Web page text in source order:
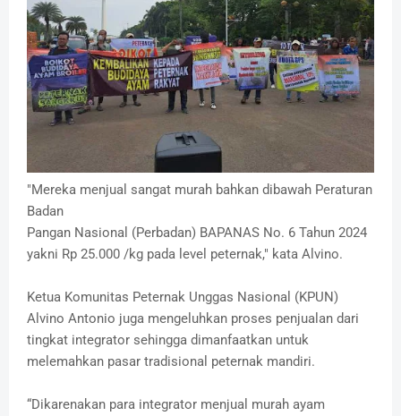
"Mereka menjual sangat murah bahkan dibawah Peraturan
Badan
Pangan Nasional (Perbadan) BAPANAS No. 6 Tahun 2024
yakni Rp 25.000 /kg pada level peternak," kata Alvino.
Ketua Komunitas Peternak Unggas Nasional (KPUN)
Alvino Antonio juga mengeluhkan proses penjualan dari
tingkat integrator sehingga dimanfaatkan untuk
melemahkan pasar tradisional peternak mandiri.
“Dikarenakan para integrator menjual murah ayam